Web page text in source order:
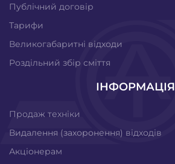
Публічний договір
Тарифи
Великогабаритні відходи
Роздільний збір сміття
ІНФОРМАЦІЯ
Продаж техніки
Видалення (захоронення) відходів
Акціонерам